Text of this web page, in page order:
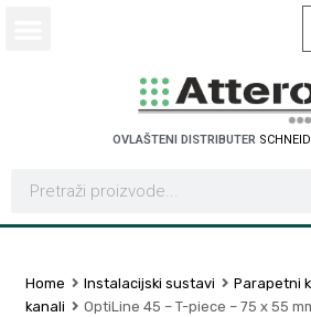
OVLAŠTENI DISTRIBUTER SCHNEID
Home Instalacijski sustavi Parapetni
kanali
OptiLine 45 – T-piece – 75 x 55